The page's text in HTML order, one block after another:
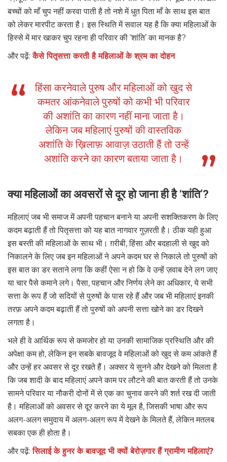
बच्चों को माँ चुप नहीं करवा पाती है तो नशे में धुत पिता माँ के साथ इस बात
को लेकर मारपीट करता है। इस स्थिति में सवाल यह है कि क्या महिलाओं के
हिस्से में मार खाकर चुप रहना ही परिवार की ‘शांति’ का मानक है?
और पढ़ें:कैसे पितृसत्ता करती है महिलाओं के श्रम का दोहन
हिंसा करनेवाले पुरुष और महिलाओं को खुद से
कमतर आंकनेवाले पुरुषों को कभी भी परिवार
की अशांति का कारण नहीं माना जाता है।
लेकिन जब महिलाएं पुरुषों की वास्तविक
अशांति के ख़िलाफ़ आवाज़ उठाती हैं तो उन्हें
अशांति करने का कारण बताया जाता है।
क्या महिलाओं का अवसरों से दूर हो जाना ही है ‘शांति’?
महिलाएं जब भी समाज में अपनी पहचान बनाने या अपनी सशक्तिकरण के लिए
कदम बढ़ाती हैं तो पितृसत्ता को यह बात नागवार गुज़रती है। ठीक यही हुआ
इस बस्ती की महिलाओं के साथ भी। ग़रीबी, हिंसा और बदहाली से खुद को
निकालने के लिए जब इन महिलाओं ने अपने कदम घर से निकाले तो पुरुषों को
इस बात का डर सताने लगा कि कहीं ऐसा न हो कि वे उन्हें ज़वाब देने लग जाए
या चार पैसे कमाने लगे। पैसा, पहचान और निर्णय लेने का अधिकार, ये सभी
सत्ता के रूप हैं जो सदियों से पुरुषों के पास रहे हैं और जब भी महिलाएं इनकी
तरफ़ अपने कदम बढ़ाती हैं तो पुरुषों को अपनी सत्ता खोने का डर दिखने
लगता है।
भले ही वे आर्थिक रूप से कमजोर हो या उनकी सामाजिक प्रस्थिति और की
अपेक्षा कम हो, लेकिन इन सबके बावजूद वे महिलाओं को खुद से कम आंकते हैं
और उन्हें हर अवसर से दूर रखते हैं। अक्सर ये सुनने और देखने को मिलता है
कि जब शादी के बाद महिलाएं अपने काम पर लौटने की बात करती हैं तो उनके
सामने परिवार या नौकरी दोनों में से एक का चुनाव करने की शर्त रख दी जाती
है। महिलाओं को अवसर से दूर करने का ये मूल है, जिसकी भाषा और रूप
अलग-अलग समुदाय में अलग-अलग रूप में देखने के मिलते हैं, लेकिन मतलब
सबका एक ही होता है।
और पढ़ें:सिलाई के हुनर के बावजूद भी क्यों बेरोज़गार हैं ग्रामीण महिलाएं?